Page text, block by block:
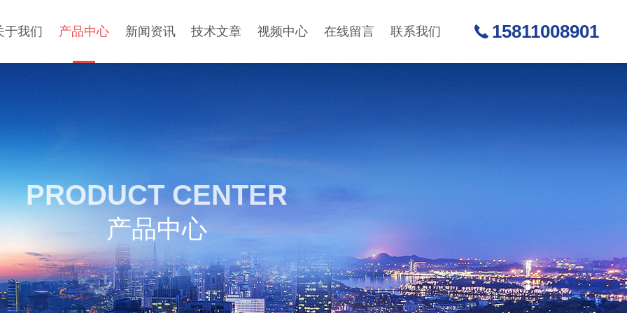
于我们 产品中心 新闻资讯 技术文章 视频中心 在线留言 联系我们 15811008901
PRODUCT CENTER
产品中心